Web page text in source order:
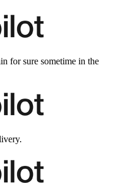
for sure sometime in the